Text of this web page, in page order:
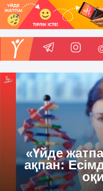
«Үйде
ақпан: